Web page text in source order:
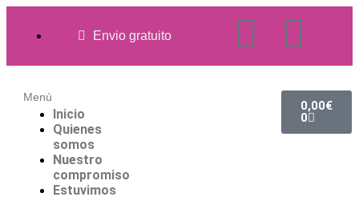
Envio gratuito
Menú
Inicio
Quienes
somos
Nuestro
compromiso
Estuvimos
0,00€
0